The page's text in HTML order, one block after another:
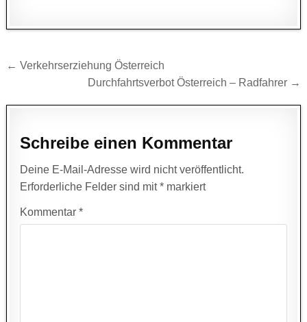
Beitragsnavigation
← Verkehrserziehung Österreich
Durchfahrtsverbot Österreich – Radfahrer →
Schreibe einen Kommentar
Deine E-Mail-Adresse wird nicht veröffentlicht.
Erforderliche Felder sind mit* markiert
Kommentar*